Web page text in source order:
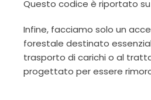
Questo codice è riportato
Infine, facciamo solo un
forestale destinato
trasporto di carichi o al
progettato per essere